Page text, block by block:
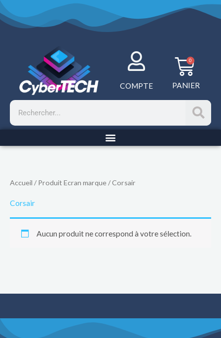
Aller
au
COMPTE
0
PANIER
Rechercher
Accueil / Produit Ecran marque / Corsair
Corsair
Aucun produit ne correspond à votre sélection.